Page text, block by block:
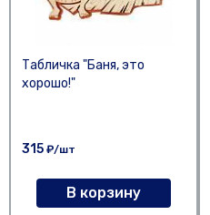
Табличка "Баня, это
хорошо!"
315 ₽/шт
В корзину